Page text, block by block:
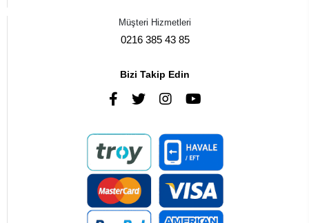
Müşteri Hizmetleri
0216 385 43 85
Bizi Takip Edin